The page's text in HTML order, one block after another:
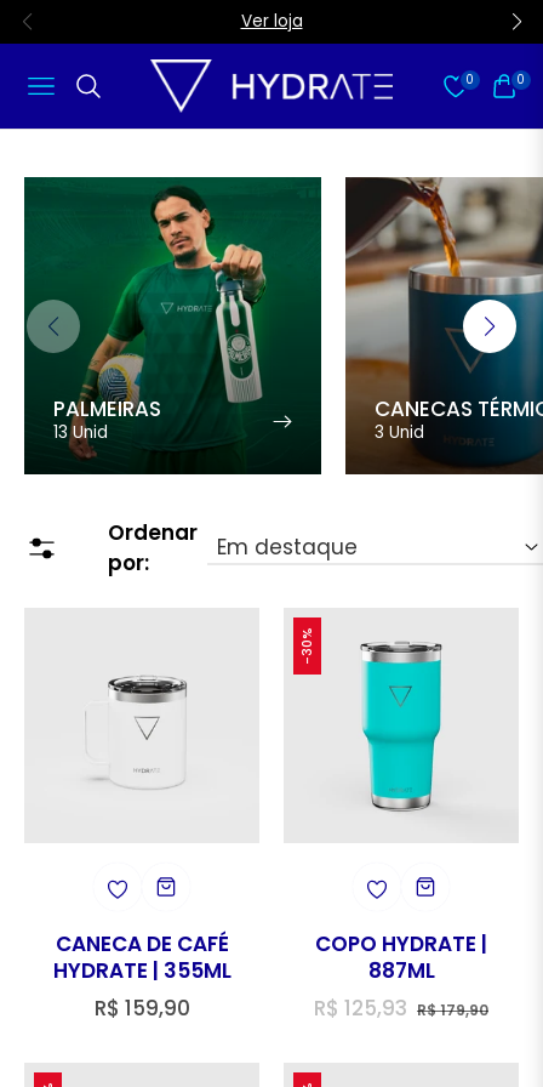
Ver loja
Navigation 0 0
PALMEIRAS
13 Unid
CANECAS
3 Unid
Ordenar
por:
CANECA DE CAFÉ
HYDRATE | 355ML
Preço
R$ 159,90
-30%
COPO HYDRATE |
887ML
Preço
R$ 125,93 R$ 179,90